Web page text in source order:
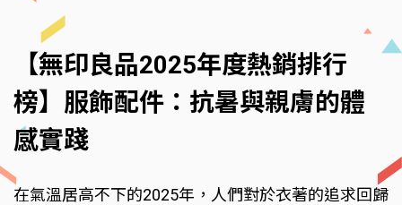
【無印良品2025年度熱銷排行
榜】服飾配件：抗暑與親膚的體
感實踐
在氣溫居高不下的2025年，人們對於衣著的追求回歸